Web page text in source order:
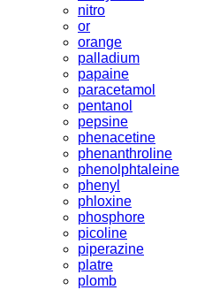
nitro
or
orange
palladium
papaine
paracetamol
pentanol
pepsine
phenacetine
phenanthroline
phenolphtaleine
phenyl
phloxine
phosphore
picoline
piperazine
platre
plomb